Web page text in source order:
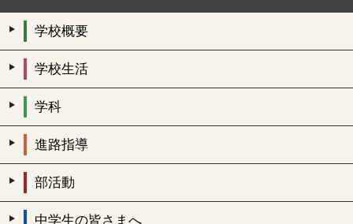
学校概要
学校生活
学科
進路指導
部活動
中学生の皆さまへ